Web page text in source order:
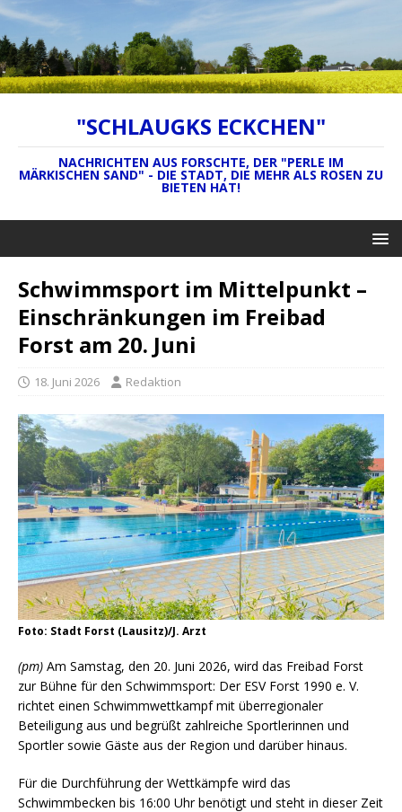
"SCHLAUGKS ECKCHEN"
NACHRICHTEN AUS FORSCHTE, DER "PERLE IM
MÄRKISCHEN SAND" - DIE STADT, DIE MEHR ALS ROSEN ZU
BIETEN HAT!
Schwimmsport im Mittelpunkt –
Einschränkungen im Freibad
Forst am 20. Juni
18. Juni 2026 Redaktion
Foto: Stadt Forst (Lausitz)/J. Arzt
(pm) Am Samstag, den 20. Juni 2026, wird das Freibad Forst
zur Bühne für den Schwimmsport: Der ESV Forst 1990 e. V.
richtet einen Schwimmwettkampf mit überregionaler
Beteiligung aus und begrüßt zahlreiche Sportlerinnen und
Sportler sowie Gäste aus der Region und darüber hinaus.
Für die Durchführung der Wettkämpfe wird das
Schwimmbecken bis 16:00 Uhr benötigt und steht in dieser Zeit